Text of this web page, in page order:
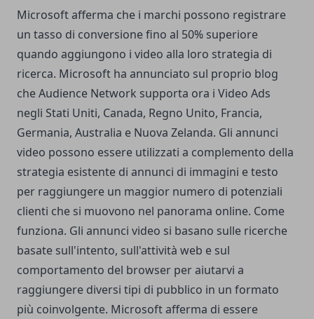
Microsoft afferma che i marchi possono registrare
un tasso di conversione fino al 50% superiore
quando aggiungono i video alla loro strategia di
ricerca. Microsoft ha annunciato sul proprio blog
che Audience Network supporta ora i Video Ads
negli Stati Uniti, Canada, Regno Unito, Francia,
Germania, Australia e Nuova Zelanda. Gli annunci
video possono essere utilizzati a complemento della
strategia esistente di annunci di immagini e testo
per raggiungere un maggior numero di potenziali
clienti che si muovono nel panorama online. Come
funziona. Gli annunci video si basano sulle ricerche
basate sull'intento, sull'attività web e sul
comportamento del browser per aiutarvi a
raggiungere diversi tipi di pubblico in un formato
più coinvolgente. Microsoft afferma di essere